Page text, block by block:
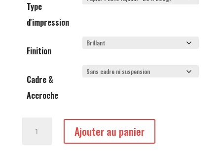
Type
d'impression
Finition
Cadre &
Accroche
Ajouter au panier